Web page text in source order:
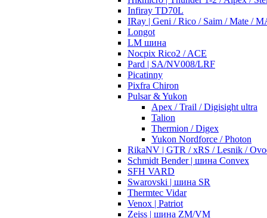
Infiray TD70L
IRay | Geni / Rico / Saim / Mate /
Longot
LM шина
Nocpix Rico2 / ACE
Pard | SA/NV008/LRF
Picatinny
Pixfra Chiron
Pulsar & Yukon
Apex / Trail / Digisight ultra
Talion
Thermion / Digex
Yukon Nordforce / Photon
RikaNV | GTR / xRS / Lesnik /
Schmidt Bender | шина Convex
SFH VARD
Swarovski | шина SR
Thermtec Vidar
Venox | Patriot
Zeiss | шина ZM/VM